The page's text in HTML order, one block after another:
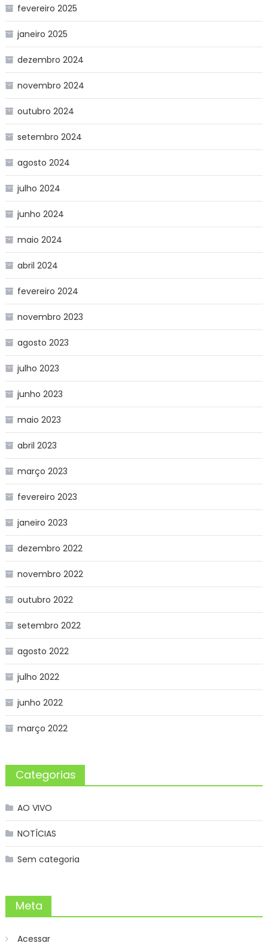
fevereiro 2025
janeiro 2025
dezembro 2024
novembro 2024
outubro 2024
setembro 2024
agosto 2024
julho 2024
junho 2024
maio 2024
abril 2024
fevereiro 2024
novembro 2023
agosto 2023
julho 2023
junho 2023
maio 2023
abril 2023
março 2023
fevereiro 2023
janeiro 2023
dezembro 2022
novembro 2022
outubro 2022
setembro 2022
agosto 2022
julho 2022
junho 2022
março 2022
Categorias
AO VIVO
NOTÍCIAS
Sem categoria
Meta
Acessar